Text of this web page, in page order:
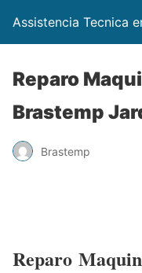
Assistencia Tecnica
Reparo
Brastemp
Brastemp
Reparo